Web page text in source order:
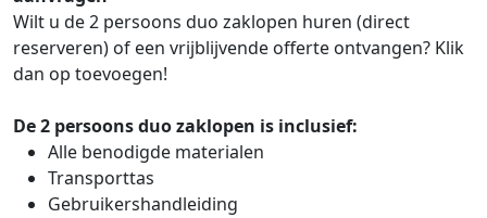
Wilt u de 2 persoons duo zaklopen huren (direct
reserveren) of een vrijblijvende offerte ontvangen? Klik
dan op toevoegen!
De 2 persoons duo zaklopen is inclusief:
Alle benodigde materialen
Transporttas
Gebruikershandleiding